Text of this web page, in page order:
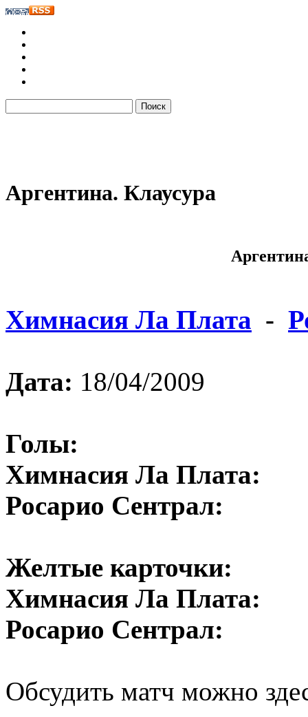
Аргентина. Клаусура
Химнасия Ла Плата -
Дата: 18/04/2009
Голы:
Химнасия Ла Плата:
Росарио Сентрал:
Желтые карточки:
Химнасия Ла Плата:
Росарио Сентрал:
Обсудить матч можно